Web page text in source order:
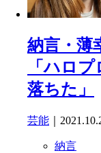
納言・薄
「ハロ
落ちた」
芸能 ｜
納言